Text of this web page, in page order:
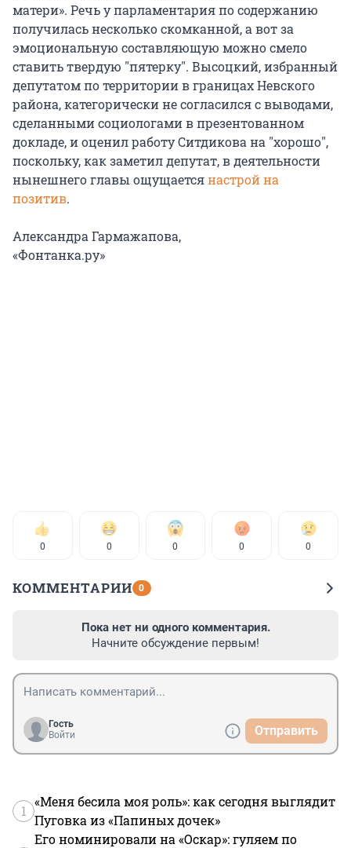
матери». Речь у парламентария по содержанию
получилась несколько скомканной, а вот за
эмоциональную составляющую можно смело
ставить твердую "пятерку". Высоцкий, избранный
депутатом по территории в границах Невского
района, категорически не согласился с выводами,
сделанными социологами в презентованном
докладе, и оценил работу Ситдикова на "хорошо",
поскольку, как заметил депутат, в деятельности
нынешнего главы ощущаетсянастрой на
позитив.
Александра Гармажапова,
«Фонтанка.ру»
0 0 0 0 0
КОММЕНТАРИИ 0
Пока нет ни одного комментария.
Начните обсуждение первым!
Гость
Войти
Отправить
1
«Меня бесила моя роль»: как сегодня выглядит
Пуговка из «Папиных дочек»
Его номинировали на «Оскар»: гуляем по